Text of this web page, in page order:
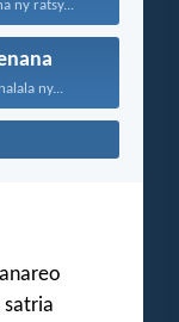
ny ratsy...
ny...